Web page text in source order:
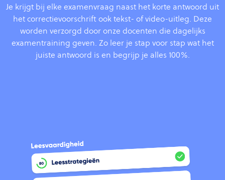
Je krijgt bij elke examenvraag naast het korte antwoord uit
het correctievoorschrift ook tekst- of video-uitleg. Deze
worden verzorgd door onze docenten die dagelijks
examentraining geven. Zo leer je stap voor stap wat het
juiste antwoord is en begrijp je alles 100%.